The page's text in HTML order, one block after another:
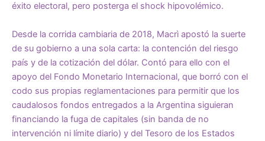
éxito electoral, pero posterga el shock hipovolémico.
Desde la corrida cambiaria de 2018, Macrì apostó la suerte
de su gobierno a una sola carta: la contención del riesgo
país y de la cotización del dólar. Contó para ello con el
apoyo del Fondo Monetario Internacional, que borró con el
codo sus propias reglamentaciones para permitir que los
caudalosos fondos entregados a la Argentina siguieran
financiando la fuga de capitales (sin banda de no
intervención ni límite diario) y del Tesoro de los Estados